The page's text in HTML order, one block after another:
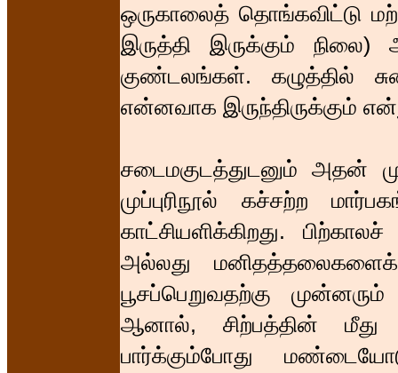
ஒருகாலைத் தொங்கவிட்டு
இருத்தி இருக்கும்
குண்டலங்கள். கழுத்தில்
என்னவாக இருந்திருக்கும்
சடைமகுடத்துடனும் அதன்
முப்புரிநூல் கச்சற்ற
காட்சியளிக்கிறது.
அல்லது
பூசப்பெறுவதற்கு
ஆனால், சிற்பத்தின் மீது
பார்க்கும்போது